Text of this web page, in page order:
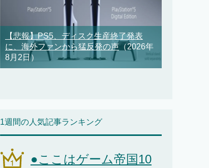
【悲報】PS5、ディスク生産終了発表
に、海外ファンから猛反発の声（2026年
8月2日）
1週間の人気記事ランキング
●ここはゲーム帝国10